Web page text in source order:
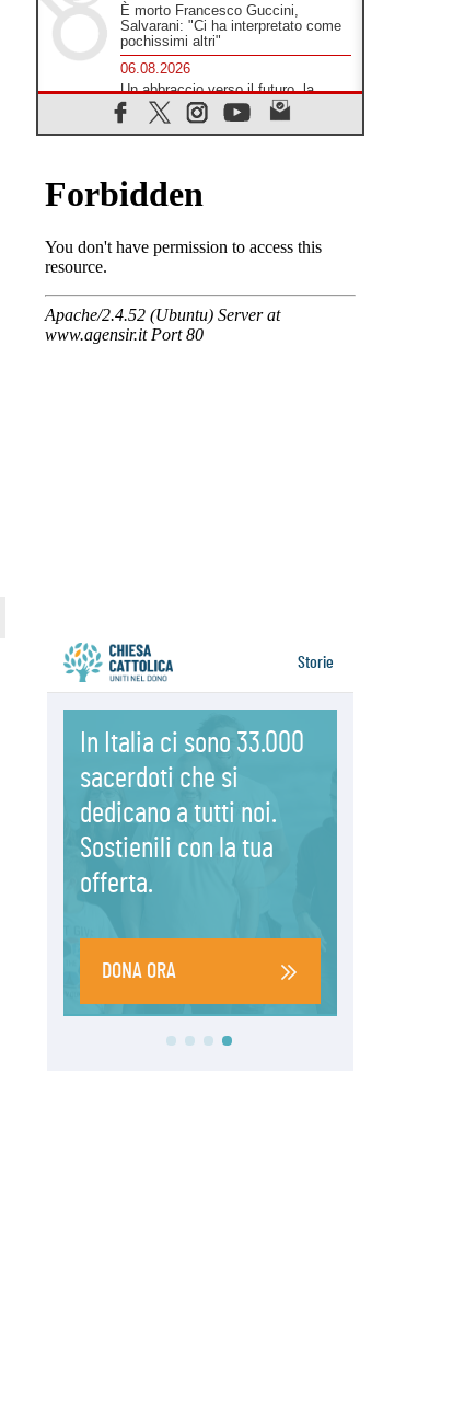
È morto Francesco Guccini,
Salvarani: "Ci ha interpretato come
pochissimi altri"
06.08.2026
Un abbraccio verso il futuro, la
grande festa del Papa e dei giovani
ad Assisi
ci sentiamo Chiesa"
06.08.2026
Vangelo abbatte i muri che
Fra Marco Vianelli: alla scuola di
san Francesco per imparare il
Vangelo della pace